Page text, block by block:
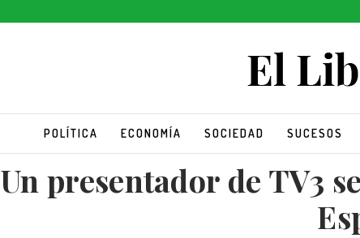
POLÍTICA ECONOMÍA SOCIEDAD SUCESOS
Un presentador de TV3